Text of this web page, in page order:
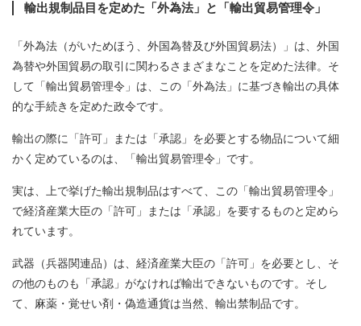
輸出規制品目を定めた「外為法」と「輸出貿易管理令」
「外為法（がいためほう、外国為替及び外国貿易法）」は、外国
為替や外国貿易の取引に関わるさまざまなことを定めた法律。そ
して「輸出貿易管理令」は、この「外為法」に基づき輸出の具体
的な手続きを定めた政令です。
輸出の際に「許可」または「承認」を必要とする物品について細
かく定めているのは、「輸出貿易管理令」です。
実は、上で挙げた輸出規制品はすべて、この「輸出貿易管理令」
で経済産業大臣の「許可」または「承認」を要するものと定めら
れています。
武器（兵器関連品）は、経済産業大臣の「許可」を必要とし、そ
の他のものも「承認」がなければ輸出できないものです。そし
て、麻薬・覚せい剤・偽造通貨は当然、輸出禁制品です。